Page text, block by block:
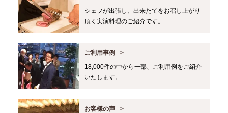
シェフが出張し、出来たてをお召し上がり
頂く実演料理のご紹介です。
ご利用事例
18,000件の中から一部、ご利用例をご紹介
いたします。
お客様の声